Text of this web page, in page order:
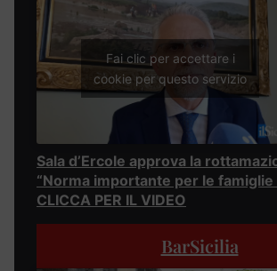
Fai clic per accettare i
cookie per questo servizio
Sala d’Ercole approva la
“Norma importante per le famiglie
CLICCA PER IL VIDEO
BarSicilia